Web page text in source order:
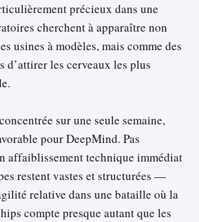
précieux dans une
cherchent à apparaître non
usines à modèles, mais comme des
d’attirer les cerveaux les plus
sur une seule semaine,
pour DeepMind. Pas
affaiblissement technique immédiat
restent vastes et structurées —
relative dans une bataille où la
compte presque autant que les